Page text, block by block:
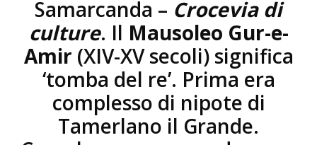
Samarcanda – Crocevia di
culture. Il Mausoleo Gur-e-
Amir (XIV-XV secoli) significa
‘tomba del re’. Prima era
complesso di nipote di
Tamerlano il Grande.